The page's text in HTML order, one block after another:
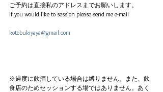
ご予約は直接私のアドレスまでお願いします。
If you would like to session please send me e-mail
kotobukiyaya@gmail.com
※過度に飲酒している場合は縛りません。また、飲
食店のためセッションする場ではありません。あく